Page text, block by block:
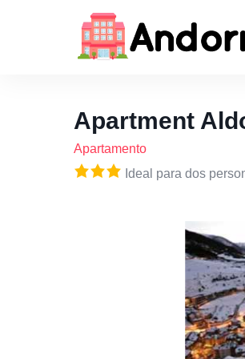
Apartment
Apartamento
Ideal para dos